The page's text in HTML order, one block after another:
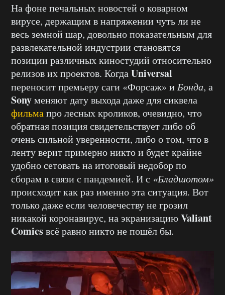
На фоне печальных новостей о коварном
вирусе, держащим в напряжении чуть ли не
весь земной шар, довольно показательным для
развлекательной индустрии становятся
позиции различных киностудий относительно
релизов их проектов. КогдаUniversal
переносит премьеру саги «Форсаж» и Бонда, а
Sonyменяют дату выхода даже для сиквела
фильмапро лесных кроликов, очевидно, что
обратная позиция свидетельствует либо об
очень сильной уверенности, либо о том, что в
ленту верит примерно никто и будет крайне
удобно сетовать на итоговый недобор по
сборам в связи с пандемией. И с «Бладшотом»
происходит как раз именно эта ситуация. Вот
только даже если человечеству не грозил
никакой коронавирус, на экранизациюValiant
Comicsвсё равно никто не пошёл бы.